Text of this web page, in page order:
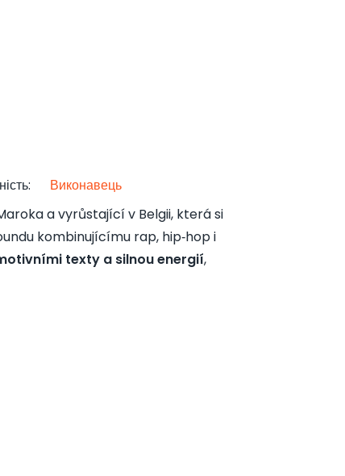
:
Виконавець
a vyrůstající v Belgii, která si
kombinujícímu rap, hip‑hop i
texty a silnou energií,